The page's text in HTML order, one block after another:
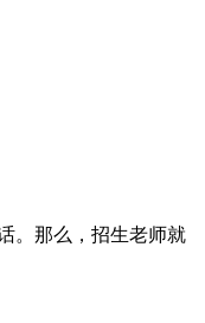
。那么，招生老师就